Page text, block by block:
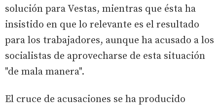
solución para Vestas, mientras que ésta ha
insistido en que lo relevante es el resultado
para los trabajadores, aunque ha acusado a los
socialistas de aprovecharse de esta situación
"de mala manera".
El cruce de acusaciones se ha producido